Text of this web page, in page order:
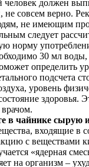
человек должен
не совсем верно.
не имеющим
следует
норму
30 мл
определить
подсчета
уровень
здоровья.
в чайнике сырую
входящие в
с веществами
«ядерная
на организм ‒